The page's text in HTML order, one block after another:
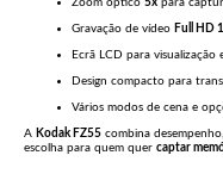
Gravação de vídeo Full HD
Ecrã LCD para visualização
Design compacto para
Vários modos de cena e
A Kodak FZ55 combina
escolha para quem quer captar